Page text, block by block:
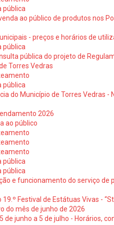
pública
ao público de produtos nos
- preços e horários de
pública
pública do projeto de
Torres Vedras
pública
do Município de Torres Vedras -
2026
ao público
pública
pública
e funcionamento do serviço de
Festival de Estátuas Vivas -
do mês de junho de 2026
de junho a 5 de julho - Horários,